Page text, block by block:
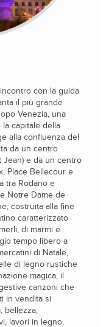
con la guida
il più grande
Venezia, una
capitale della
alla confluenza del
da un centro
Jean) e da un centro
Place Bellecour e
tra Rodano e
Notre Dame de
costruita alla fine
caratterizzato
di marmi e
tempo libero a
di Natale,
di legno rustiche
magica, il
canzoni che
in vendita si
bellezza,
lavori in legno,